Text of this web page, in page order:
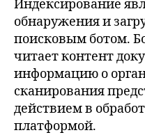
Индексирование
обнаружения и
поисковым ботом.
читает контент
информацию о
сканирования
действием в
платформой.